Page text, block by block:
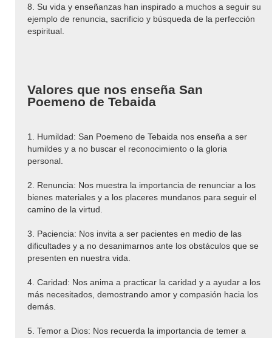
8. Su vida y enseñanzas han inspirado a muchos a seguir su
ejemplo de renuncia, sacrificio y búsqueda de la perfección
espiritual.
Valores que nos enseña San
Poemeno de Tebaida
1. Humildad: San Poemeno de Tebaida nos enseña a ser
humildes y a no buscar el reconocimiento o la gloria
personal.
2. Renuncia: Nos muestra la importancia de renunciar a los
bienes materiales y a los placeres mundanos para seguir el
camino de la virtud.
3. Paciencia: Nos invita a ser pacientes en medio de las
dificultades y a no desanimarnos ante los obstáculos que se
presenten en nuestra vida.
4. Caridad: Nos anima a practicar la caridad y a ayudar a los
más necesitados, demostrando amor y compasión hacia los
demás.
5. Temor a Dios: Nos recuerda la importancia de temer a